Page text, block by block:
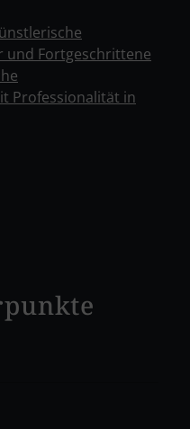
und Fortgeschrittene
Professionalität in